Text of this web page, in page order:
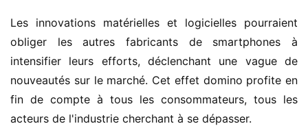
Les innovations matérielles et logicielles pourraient
obliger les autres fabricants de smartphones à
intensifier leurs efforts, déclenchant une vague de
nouveautés sur le marché. Cet effet domino profite en
fin de compte à tous les consommateurs, tous les
acteurs de l'industrie cherchant à se dépasser.